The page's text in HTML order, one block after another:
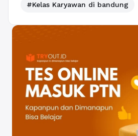
#Kelas Karyawan di bandung